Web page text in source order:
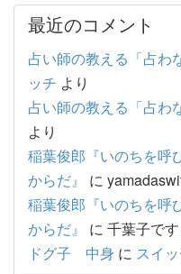
最近のコメント
占い師の教える「占わ
ッチ より
占い師の教える「占わ
より
稲葉俊郎『いのちを
からだ』
に
稲葉俊郎『いのちを
からだ』
に 千葉子です
ドグ子 中身 に スイ